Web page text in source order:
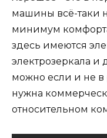
машины всё-таки
минимум
здесь имеются
электрозеркала
можно если и не в
нужна
относительном